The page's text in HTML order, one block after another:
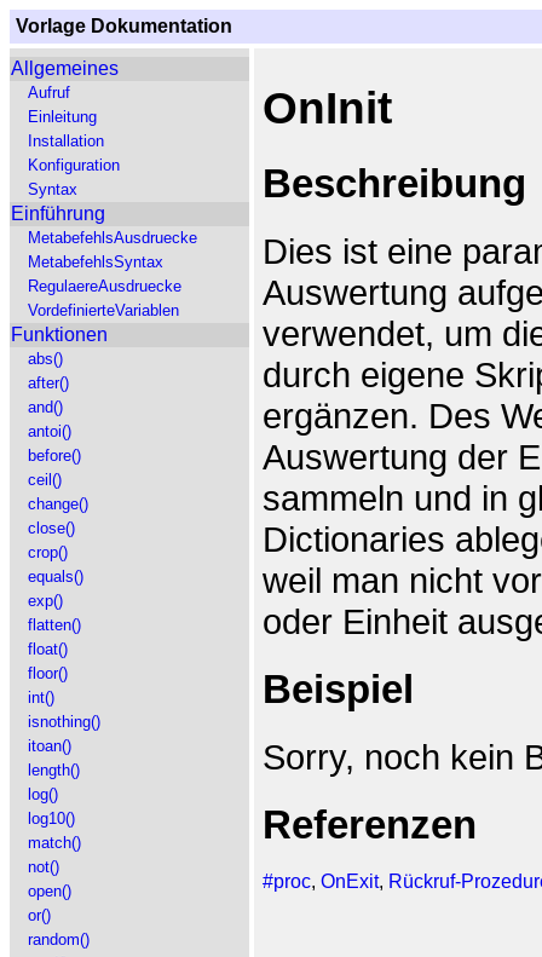
Vorlage Dokumentation
Allgemeines
Aufruf
Einleitung
Installation
Konfiguration
Syntax
Einführung
MetabefehlsAusdruecke
MetabefehlsSyntax
RegulaereAusdruecke
VordefinierteVariablen
Funktionen
abs()
after()
and()
antoi()
before()
ceil()
change()
close()
crop()
equals()
exp()
flatten()
float()
floor()
int()
isnothing()
itoan()
length()
log()
log10()
match()
not()
open()
or()
random()
OnInit
Beschreibung
Dies ist eine
Auswertung
verwendet, um
durch eigene
ergänzen. Des
Auswertung der
sammeln und in
Dictionaries
weil man nicht
oder Einheit
Beispiel
Sorry, noch kein
Referenzen
#proc, OnExit, Rückruf-